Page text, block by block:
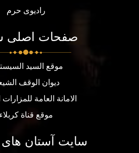
رادیوی حرم
صفحات اصلی
موقع السيد
ديوان الوقف
الامانة العامة
موقع قناة كربلاء
سایت آستان